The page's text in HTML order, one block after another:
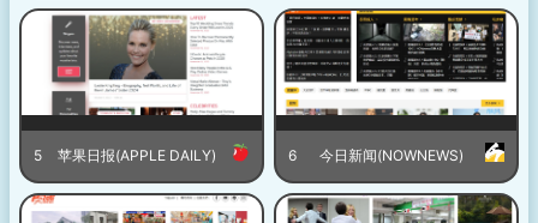
5 苹果日报(APPLE DAILY) 6 今日新闻(NOWNEWS)